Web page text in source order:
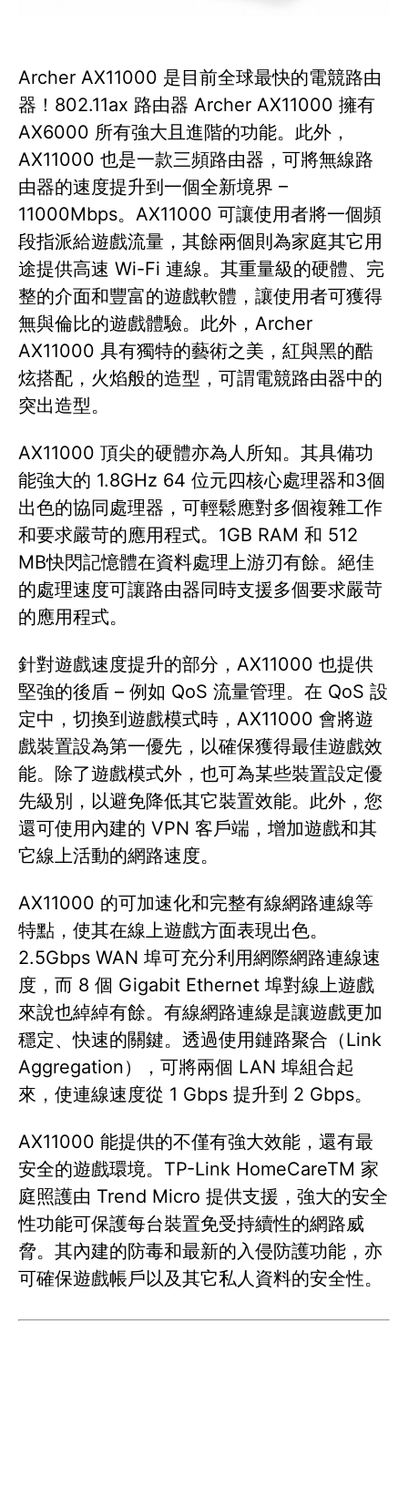
Archer AX11000 是目前全球最快的電競路由
器！802.11ax 路由器 Archer AX11000 擁有
AX6000 所有強大且進階的功能。此外，
AX11000 也是一款三頻路由器，可將無線路
由器的速度提升到一個全新境界 –
11000Mbps。AX11000 可讓使用者將一個頻
段指派給遊戲流量，其餘兩個則為家庭其它用
途提供高速 Wi-Fi 連線。其重量級的硬體、完
整的介面和豐富的遊戲軟體，讓使用者可獲得
無與倫比的遊戲體驗。此外，Archer
AX11000 具有獨特的藝術之美，紅與黑的酷
炫搭配，火焰般的造型，可謂電競路由器中的
突出造型。
AX11000 頂尖的硬體亦為人所知。其具備功
能強大的 1.8GHz 64 位元四核心處理器和3個
出色的協同處理器，可輕鬆應對多個複雜工作
和要求嚴苛的應用程式。1GB RAM 和 512
MB快閃記憶體在資料處理上游刃有餘。絕佳
的處理速度可讓路由器同時支援多個要求嚴苛
的應用程式。
針對遊戲速度提升的部分，AX11000 也提供
堅強的後盾 – 例如 QoS 流量管理。在 QoS 設
定中，切換到遊戲模式時，AX11000 會將遊
戲裝置設為第一優先，以確保獲得最佳遊戲效
能。除了遊戲模式外，也可為某些裝置設定優
先級別，以避免降低其它裝置效能。此外，您
還可使用內建的 VPN 客戶端，增加遊戲和其
它線上活動的網路速度。
AX11000 的可加速化和完整有線網路連線等
特點，使其在線上遊戲方面表現出色。
2.5Gbps WAN 埠可充分利用網際網路連線速
度，而 8 個 Gigabit Ethernet 埠對線上遊戲
來說也綽綽有餘。有線網路連線是讓遊戲更加
穩定、快速的關鍵。透過使用鏈路聚合（Link
Aggregation），可將兩個 LAN 埠組合起
來，使連線速度從 1 Gbps 提升到 2 Gbps。
AX11000 能提供的不僅有強大效能，還有最
安全的遊戲環境。TP-Link HomeCareTM 家
庭照護由 Trend Micro 提供支援，強大的安全
性功能可保護每台裝置免受持續性的網路威
脅。其內建的防毒和最新的入侵防護功能，亦
可確保遊戲帳戶以及其它私人資料的安全性。